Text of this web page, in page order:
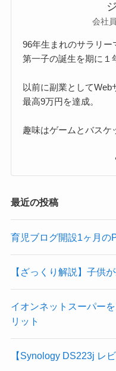
会社
96年生まれのサラリー
第一子の誕生を期に１
以前に副業として
最高9万円を達成。
趣味はゲームとバスケ
最近の投稿
育児ブログ開設1ヶ月の
【ざっくり解説】子供
イオンネットスーパー
リット
【Synology DS223j レ